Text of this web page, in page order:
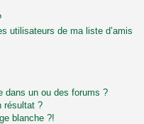
utilisateurs de ma liste d’amis
dans un ou des forums ?
résultat ?
blanche ?!